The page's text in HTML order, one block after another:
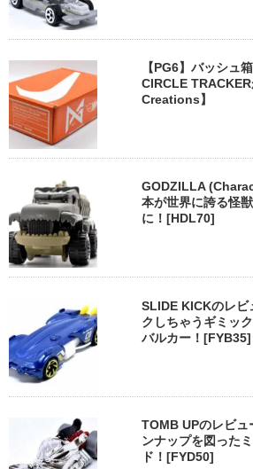
【PG6】バッシュ
CIRCLE
Creations】
GODZILLA
本が世界に誇る怪
に！[HDL70]
SLIDE KICKのレビ
クしちゃうギミッ
バルカー！[FYB35]
TOMB UPのレビュ
ンナップを図った
ド！[FYD50]